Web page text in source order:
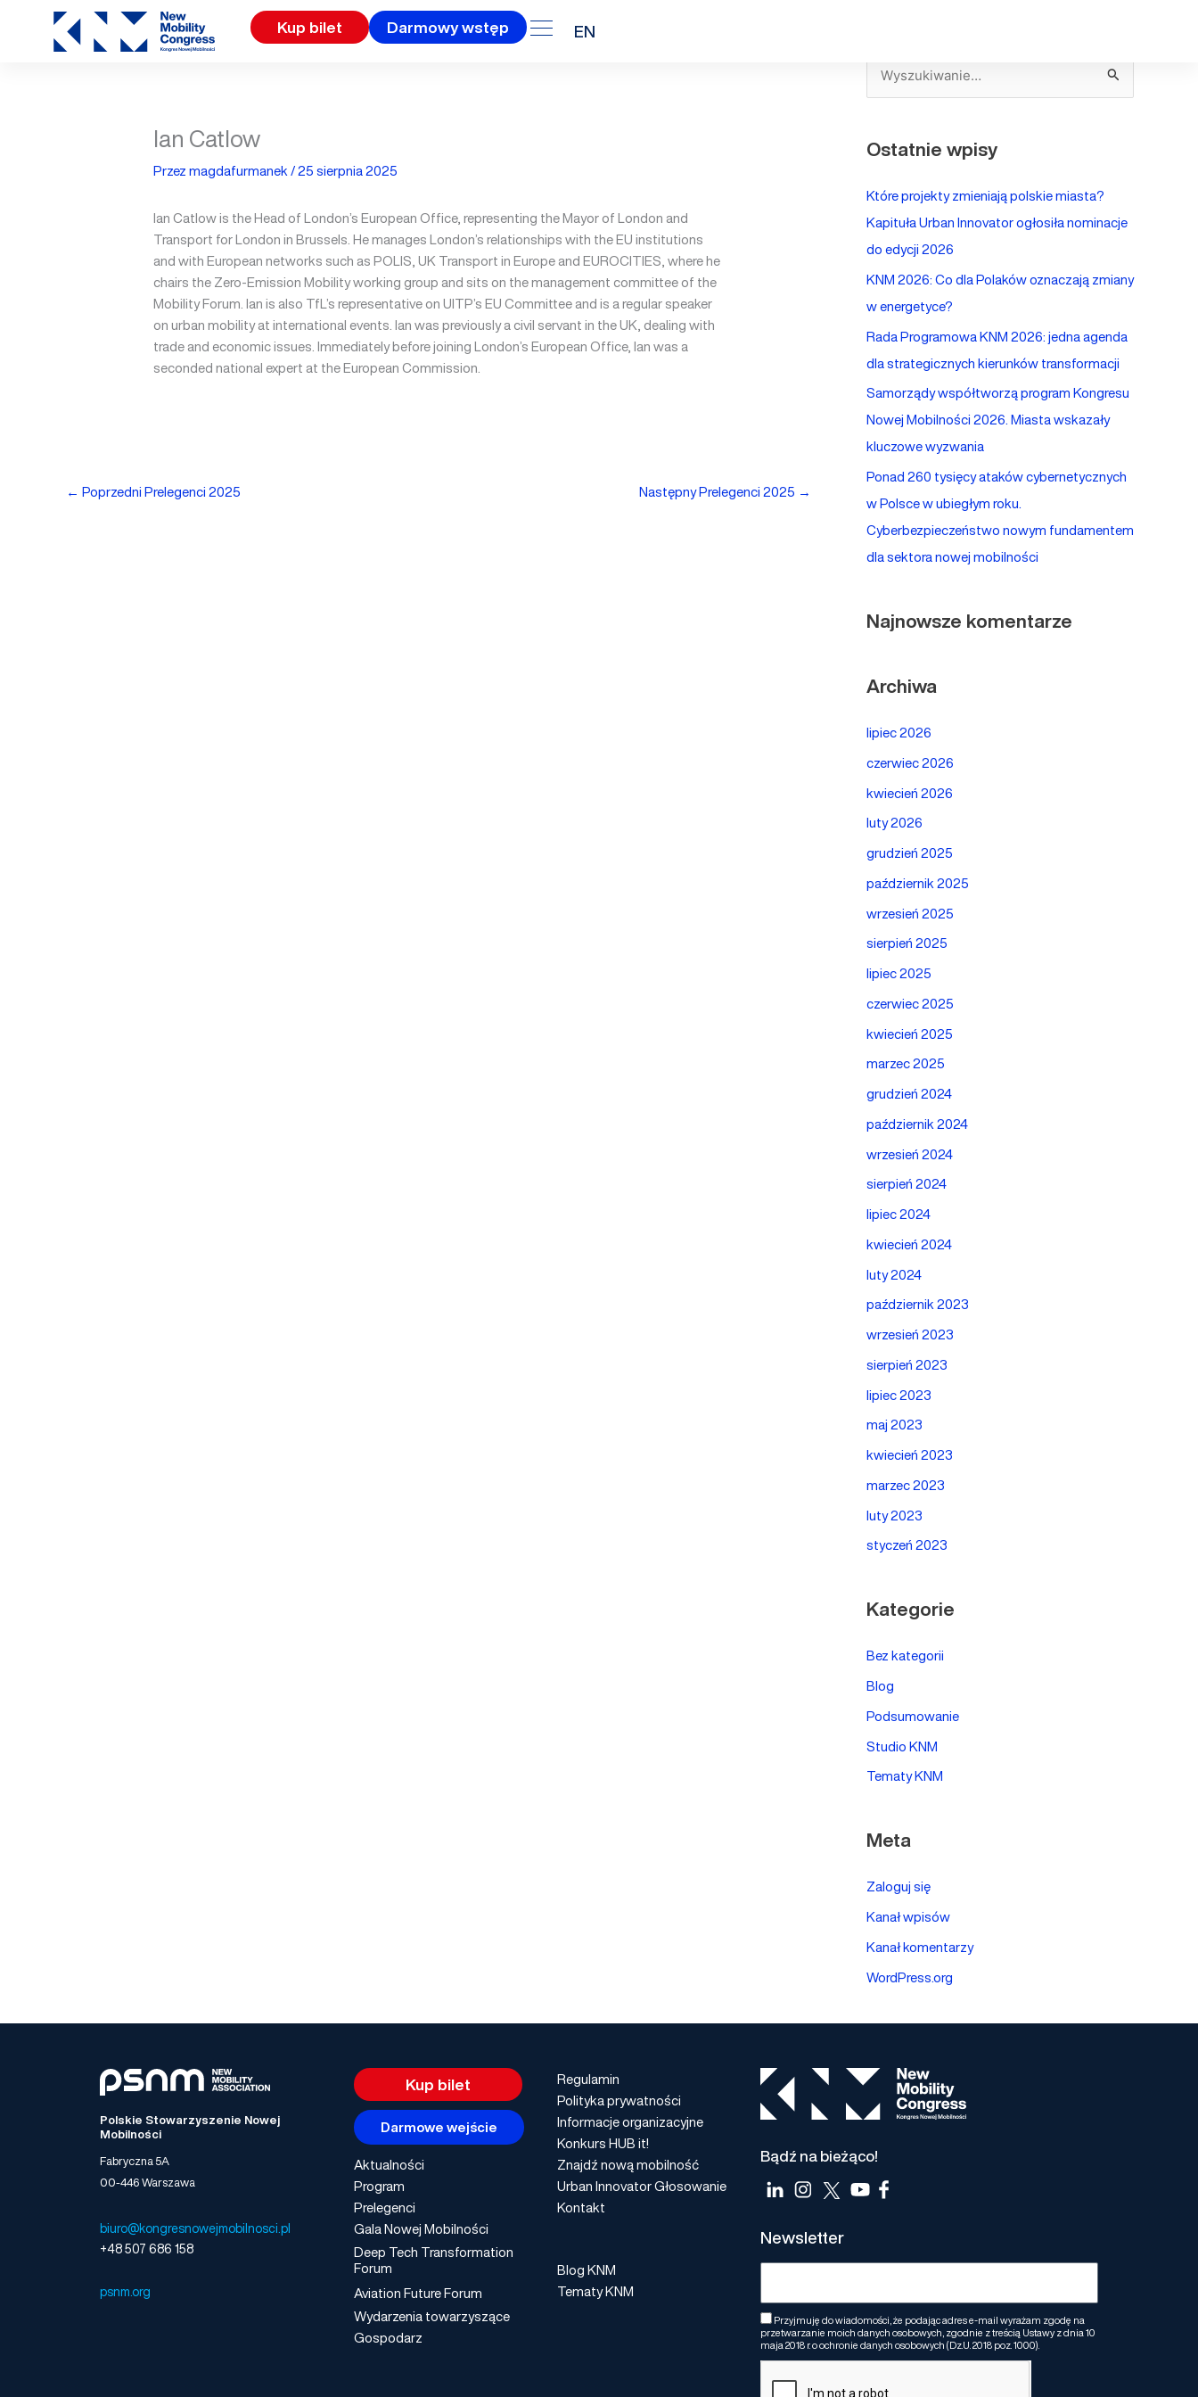
Kup bilet Darmowy wstęp EN
Ian Catlow
Przezmagdafurmanek/25 sierpnia 2025
Ian Catlow is the Head of London’s European Office, representing the Mayor of London and
Transport for London in Brussels. He manages London’s relationships with the EU institutions
and with European networks such as POLIS, UK Transport in Europe and EUROCITIES, where he
chairs the Zero-Emission Mobility working group and sits on the management committee of the
Mobility Forum. Ian is also TfL’s representative on UITP’s EU Committee and is a regular speaker
on urban mobility at international events. Ian was previously a civil servant in the UK, dealing with
trade and economic issues. Immediately before joining London’s European Office, Ian was a
seconded national expert at the European Commission.
← Poprzedni Prelegenci 2025 Następny Prelegenci 2025 →
z
k
Ostatnie wpisy
Które projekty zmieniają polskie miasta?
Kapituła Urban Innovator ogłosiła nominacje
do edycji 2026
KNM 2026: Co dla Polaków oznaczają zmiany
w energetyce?
Rada Programowa KNM 2026: jedna agenda
dla strategicznych kierunków transformacji
Samorządy współtworzą program Kongresu
Nowej Mobilności 2026. Miasta wskazały
kluczowe wyzwania
Ponad 260 tysięcy ataków cybernetycznych
w Polsce w ubiegłym roku.
Cyberbezpieczeństwo nowym fundamentem
dla sektora nowej mobilności
Najnowsze komentarze
Archiwa
lipiec 2026
czerwiec 2026
kwiecień 2026
luty 2026
grudzień 2025
październik 2025
wrzesień 2025
sierpień 2025
lipiec 2025
czerwiec 2025
kwiecień 2025
marzec 2025
grudzień 2024
październik 2024
wrzesień 2024
sierpień 2024
lipiec 2024
kwiecień 2024
luty 2024
październik 2023
wrzesień 2023
sierpień 2023
lipiec 2023
maj 2023
kwiecień 2023
marzec 2023
luty 2023
styczeń 2023
Kategorie
Bez kategorii
Blog
Podsumowanie
Studio KNM
Tematy KNM
Meta
Zaloguj się
Kanał wpisów
Kanał komentarzy
WordPress.org
Polskie Stowarzyszenie Nowej
Mobilności
Fabryczna 5A
00-446 Warszawa
biuro@kongresnowejmobilnosci.pl
+48 507 686 158
psnm.org
Kup bilet
Darmowe wejście
Aktualności
Program
Prelegenci
Gala Nowej Mobilności
Deep Tech Transformation
Forum
Aviation Future Forum
Wydarzenia towarzyszące
Gospodarz
Regulamin
Polityka prywatności
Informacje organizacyjne
Konkurs HUB it!
Znajdź nową mobilność
Urban Innovator Głosowanie
Kontakt
Blog KNM
Tematy KNM
Bądź na bieżąco!
Newsletter
Przyjmuję do wiadomości, że podając adres e-mail wyrażam zgodę na
przetwarzanie moich danych osobowych, zgodnie z treścią Ustawy z dnia 10
maja 2018 r. o ochronie danych osobowych (Dz.U. 2018 poz. 1000).